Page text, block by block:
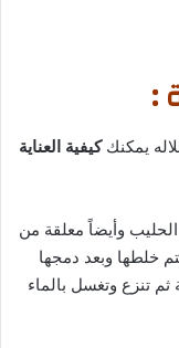
:
يمكنك كيفية العناية
وأيضاً معلقة من
خلطها وبعد دمجها
تنزع وتغسل بالماء